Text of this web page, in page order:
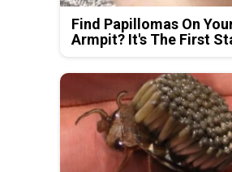
Find Papillomas On
Armpit? It's The First